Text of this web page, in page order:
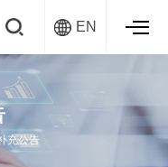
EN
充公告